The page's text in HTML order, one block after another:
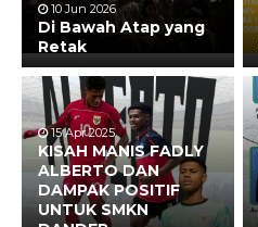
10 Jun 2026
Di Bawah Atap yang
Retak
15 Apr 2025
KISAH MANIS FADLY
ALBERTO DAN
DAMPAK POSITIF
UNTUK SMKN